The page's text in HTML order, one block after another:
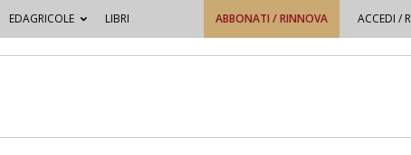
EDAGRICOLE LIBRI ABBONATI / RINNOVA ACCEDI /